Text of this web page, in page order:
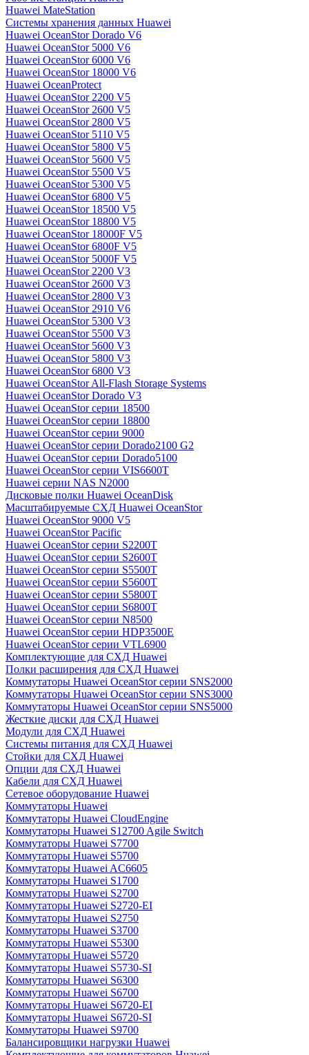
Huawei MateStation
Системы хранения данных Huawei
Huawei OceanStor Dorado V6
Huawei OceanStor 5000 V6
Huawei OceanStor 6000 V6
Huawei OceanStor 18000 V6
Huawei OceanProtect
Huawei OceanStor 2200 V5
Huawei OceanStor 2600 V5
Huawei OceanStor 2800 V5
Huawei OceanStor 5110 V5
Huawei OceanStor 5800 V5
Huawei OceanStor 5600 V5
Huawei OceanStor 5500 V5
Huawei OceanStor 5300 V5
Huawei OceanStor 6800 V5
Huawei OceanStor 18500 V5
Huawei OceanStor 18800 V5
Huawei OceanStor 18000F V5
Huawei OceanStor 6800F V5
Huawei OceanStor 5000F V5
Huawei OceanStor 2200 V3
Huawei OceanStor 2600 V3
Huawei OceanStor 2800 V3
Huawei OceanStor 2910 V6
Huawei OceanStor 5300 V3
Huawei OceanStor 5500 V3
Huawei OceanStor 5600 V3
Huawei OceanStor 5800 V3
Huawei OceanStor 6800 V3
Huawei OceanStor All-Flash Storage Systems
Huawei OceanStor Dorado V3
Huawei OceanStor серии 18500
Huawei OceanStor серии 18800
Huawei OceanStor серии 9000
Huawei OceanStor серии Dorado2100 G2
Huawei OceanStor серии Dorado5100
Huawei OceanStor серии VIS6600T
Huawei серии NAS N2000
Дисковые полки Huawei OceanDisk
Масштабируемые СХД Huawei OceanStor
Huawei OceanStor 9000 V5
Huawei OceanStor Pacific
Huawei OceanStor серии S2200T
Huawei OceanStor серии S2600T
Huawei OceanStor серии S5500T
Huawei OceanStor серии S5600T
Huawei OceanStor серии S5800T
Huawei OceanStor серии S6800T
Huawei OceanStor серии N8500
Huawei OceanStor серии HDP3500E
Huawei OceanStor серии VTL6900
Комплектующие для СХД Huawei
Полки расширения для СХД Huawei
Коммутаторы Huawei OceanStor серии SNS2000
Коммутаторы Huawei OceanStor серии SNS3000
Коммутаторы Huawei OceanStor серии SNS5000
Жесткие диски для СХД Huawei
Модули для СХД Huawei
Системы питания для СХД Huawei
Стойки для СХД Huawei
Опции для СХД Huawei
Кабели для СХД Huawei
Сетевое оборудование Huawei
Коммутаторы Huawei
Коммутаторы Huawei CloudEngine
Коммутаторы Huawei S12700 Agile Switch
Коммутаторы Huawei S7700
Коммутаторы Huawei S5700
Коммутаторы Huawei AC6605
Коммутаторы Huawei S1700
Коммутаторы Huawei S2700
Коммутаторы Huawei S2720-EI
Коммутаторы Huawei S2750
Коммутаторы Huawei S3700
Коммутаторы Huawei S5300
Коммутаторы Huawei S5720
Коммутаторы Huawei S5730-SI
Коммутаторы Huawei S6300
Коммутаторы Huawei S6700
Коммутаторы Huawei S6720-EI
Коммутаторы Huawei S6720-SI
Коммутаторы Huawei S9700
Балансировщики нагрузки Huawei